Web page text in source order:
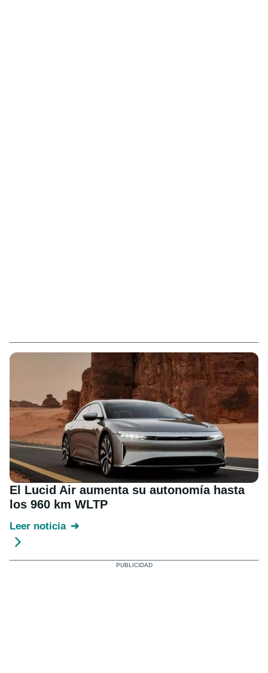
El Lucid Air aumenta su autonomía hasta
los 960 km WLTP
Leer noticia